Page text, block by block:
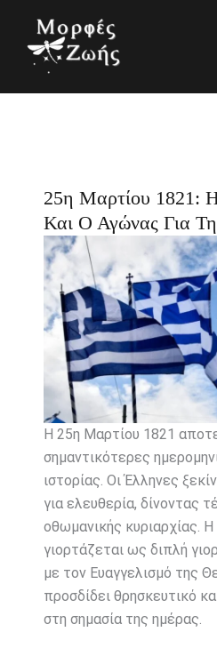
περιεχόμενο
25η Μαρτίου 1821: Η
Και Ο Αγώνας Για
Η 25η Μαρτίου 1821
σημαντικότερες
ιστορίας. Οι Έλληνες
για ελευθερία, δίνοντας
οθωμανικής κυριαρχίας.
γιορτάζεται ως διπλή
με τον Ευαγγελισμό της
προσδίδει θρησκευτικό
στη σημασία της ημέρας.
α
η
σ
ο